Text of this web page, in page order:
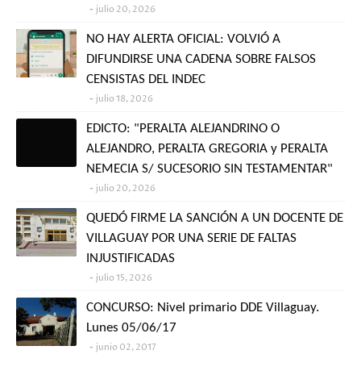
julio 20, 2026
NO HAY ALERTA OFICIAL: VOLVIÓ A
DIFUNDIRSE UNA CADENA SOBRE FALSOS
CENSISTAS DEL INDEC
julio 18, 2026
EDICTO: "PERALTA ALEJANDRINO O
ALEJANDRO, PERALTA GREGORIA y PERALTA
NEMECIA S/ SUCESORIO SIN TESTAMENTAR"
julio 20, 2026
QUEDÓ FIRME LA SANCIÓN A UN DOCENTE DE
VILLAGUAY POR UNA SERIE DE FALTAS
INJUSTIFICADAS
julio 15, 2026
CONCURSO: Nivel primario DDE Villaguay.
Lunes 05/06/17
junio 02, 2017